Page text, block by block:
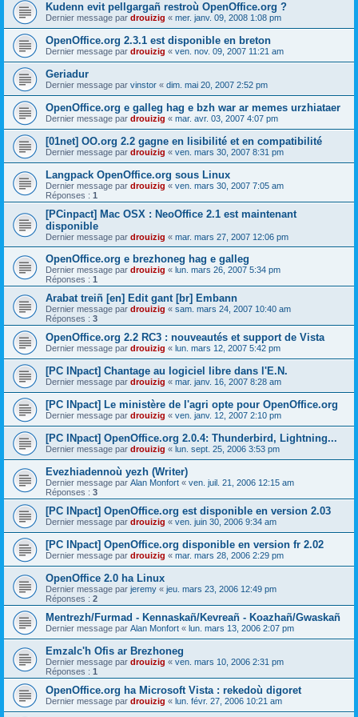
Kudenn evit pellgargañ restroù OpenOffice.org ?
Dernier message par drouizig « mer. janv. 09, 2008 1:08 pm
OpenOffice.org 2.3.1 est disponible en breton
Dernier message par drouizig « ven. nov. 09, 2007 11:21 am
Geriadur
Dernier message par vinstor « dim. mai 20, 2007 2:52 pm
OpenOffice.org e galleg hag e bzh war ar memes urzhiataer
Dernier message par drouizig « mar. avr. 03, 2007 4:07 pm
[01net] OO.org 2.2 gagne en lisibilité et en compatibilité
Dernier message par drouizig « ven. mars 30, 2007 8:31 pm
Langpack OpenOffice.org sous Linux
Dernier message par drouizig « ven. mars 30, 2007 7:05 am
Réponses : 1
[PCinpact] Mac OSX : NeoOffice 2.1 est maintenant
disponible
Dernier message par drouizig « mar. mars 27, 2007 12:06 pm
OpenOffice.org e brezhoneg hag e galleg
Dernier message par drouizig « lun. mars 26, 2007 5:34 pm
Réponses : 1
Arabat treiñ [en] Edit gant [br] Embann
Dernier message par drouizig « sam. mars 24, 2007 10:40 am
Réponses : 3
OpenOffice.org 2.2 RC3 : nouveautés et support de Vista
Dernier message par drouizig « lun. mars 12, 2007 5:42 pm
[PC INpact] Chantage au logiciel libre dans l'E.N.
Dernier message par drouizig « mar. janv. 16, 2007 8:28 am
[PC INpact] Le ministère de l'agri opte pour OpenOffice.org
Dernier message par drouizig « ven. janv. 12, 2007 2:10 pm
[PC INpact] OpenOffice.org 2.0.4: Thunderbird, Lightning...
Dernier message par drouizig « lun. sept. 25, 2006 3:53 pm
Evezhiadennoù yezh (Writer)
Dernier message par Alan Monfort « ven. juil. 21, 2006 12:15 am
Réponses : 3
[PC INpact] OpenOffice.org est disponible en version 2.03
Dernier message par drouizig « ven. juin 30, 2006 9:34 am
[PC INpact] OpenOffice.org disponible en version fr 2.02
Dernier message par drouizig « mar. mars 28, 2006 2:29 pm
OpenOffice 2.0 ha Linux
Dernier message par jeremy « jeu. mars 23, 2006 12:49 pm
Réponses : 2
Mentrezh/Furmad - Kennaskañ/Kevreañ - Koazhañ/Gwaskañ
Dernier message par Alan Monfort « lun. mars 13, 2006 2:07 pm
Emzalc'h Ofis ar Brezhoneg
Dernier message par drouizig « ven. mars 10, 2006 2:31 pm
Réponses : 1
OpenOffice.org ha Microsoft Vista : rekedoù digoret
Dernier message par drouizig « lun. févr. 27, 2006 10:21 am